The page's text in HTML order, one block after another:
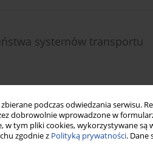
podczas odwiedzania serwisu.
dobrowolnie wprowadzone w
w tym pliki cookies, wykorzystywane
zgodnie z Polityką prywatności. Dane
systemów transportu